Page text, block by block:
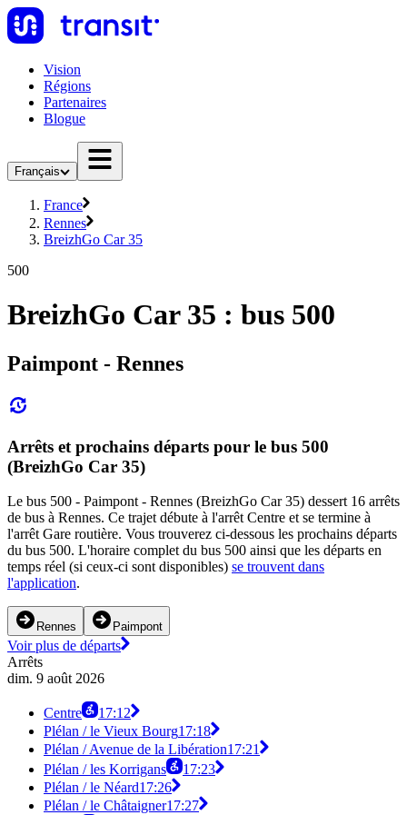
Vision
Régions
Partenaires
Blogue
Français
France
Rennes
BreizhGo Car 35
500
BreizhGo Car 35 : bus 500
Paimpont - Rennes
Arrêts et prochains départs pour le bus 500
(BreizhGo Car 35)
Le bus 500 - Paimpont - Rennes (BreizhGo Car 35) dessert 16 arrêts
de bus à Rennes. Ce trajet débute à l'arrêt Centre et se termine à
l'arrêt Gare routière. Vous trouverez ci-dessous les prochains départs
du bus 500. L'horaire complet du bus 500 ainsi que les départs en
temps réel (si ceux-ci sont disponibles) se trouvent dans
l'application.
Rennes Paimpont
Voir plus de départs
Arrêts
dim. 9 août 2026
Centre
17:12
Plélan / le Vieux Bourg17:18
Plélan / Avenue de la Libération17:21
Plélan / les Korrigans
17:23
Plélan / le Néard17:26
Plélan / le Châtaigner17:27